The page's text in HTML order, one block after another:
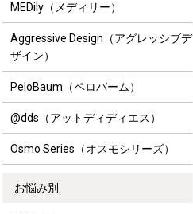
MEDily（メディリー）
Aggressive Design（アグレッシブデ
ザイン）
PeloBaum（ペロバーム）
@dds（アットディディエス）
Osmo Series（オスモシリーズ）
お悩み別